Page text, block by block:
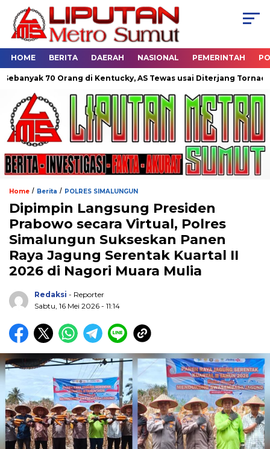
HOME BERITA DAERAH NASIONAL PEMERINTAH
70 Orang di Kentucky, AS Tewas usai Diterjang Tornado
Home / Berita / POLRES SIMALUNGUN
Dipimpin Langsung Presiden
Prabowo secara Virtual, Polres
Simalungun Sukseskan Panen
Raya Jagung Serentak Kuartal II
2026 di Nagori Muara Mulia
Redaksi - Reporter
Sabtu, 16 Mei 2026 - 11:14